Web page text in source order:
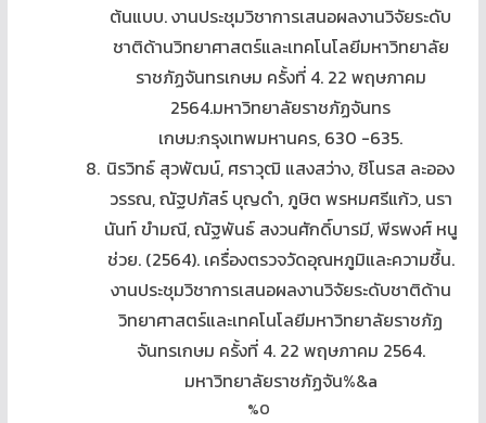
ต้นแบบ. งานประชุมวิชาการเสนอผลงานวิจัยระดับ
ชาติด้านวิทยาศาสตร์และเทคโนโลยีมหาวิทยาลัย
ราชภัฏจันทรเกษม ครั้งที่ 4. 22 พฤษภาคม
2564.มหาวิทยาลัยราชภัฏจันทร
เกษม:กรุงเทพมหานคร, 630 -635.
นิรวิทธ์ สุวพัฒน์, ศราวุฒิ แสงสว่าง, ชิโนรส ละออง
วรรณ, ณัฐปภัสร์ บุญดำ, ภูษิต พรหมศรีแก้ว, นรา
นันท์ ขำมณี, ณัฐพันธ์ สงวนศักดิ์บารมี, พีรพงศ์ หนู
ช่วย. (2564). เครื่องตรวจวัดอุณหภูมิและความชื้น.
งานประชุมวิชาการเสนอผลงานวิจัยระดับชาติด้าน
วิทยาศาสตร์และเทคโนโลยีมหาวิทยาลัยราชภัฏ
จันทรเกษม ครั้งที่ 4. 22 พฤษภาคม 2564.
มหาวิทยาลัยราชภัฏจัน%&a
%0